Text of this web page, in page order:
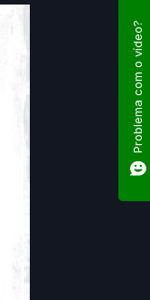
Problema com o vídeo?